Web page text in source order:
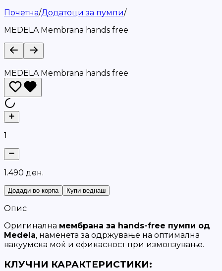
Почетна/Додатоци за пумпи/
MEDELA Membrana hands free
MEDELA Membrana hands free
1
1.490 ден.
Додади во корпа Купи веднаш
Опис
Оригинална мембрана за hands-free пумпи од
Medela, наменета за одржување на оптимална
вакуумска моќ и ефикасност при измолзување.
КЛУЧНИ КАРАКТЕРИСТИКИ: